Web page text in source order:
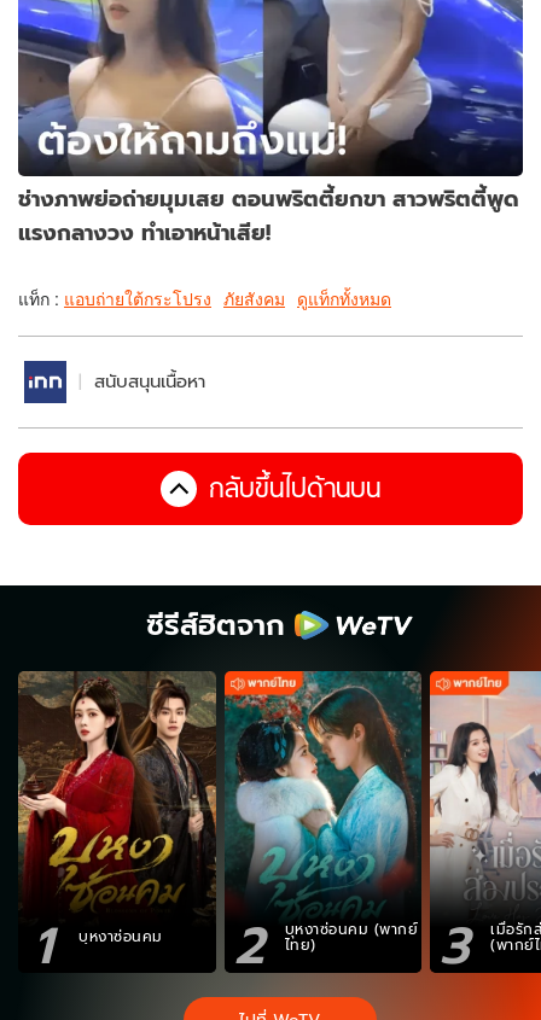
ช่างภาพย่อถ่ายมุมเสย ตอนพริตตี้ยกขา สาวพริตตี้พูด
แรงกลางวง ทำเอาหน้าเสีย!
แท็ก : แอบถ่ายใต้กระโปรง ภัยสังคม ดูแท็กทั้งหมด
สนับสนุนเนื้อหา
กลับขึ้นไปด้านบน
ซีรีส์ฮิตจาก
1 บุหงาซ่อนคม 2 บุหงาซ่อนคม (พากย์
ไทย) 3 เมื่อรัก
(พากย์